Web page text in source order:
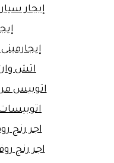
إيجار
اتش وان 7 راكب
اتوبيس
اجر رنج
اجر رنج